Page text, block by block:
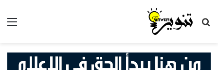
بحث